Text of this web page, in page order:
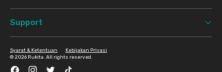
Support
© 2026 Rukita. All rights reserved.
Syarat & Ketentuan Kebijakan Privasi
FacebookInstagramTwitter TikTok